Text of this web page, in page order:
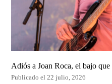
Adiós a Joan Roca, el bajo que
Publicado el 22 julio, 2026